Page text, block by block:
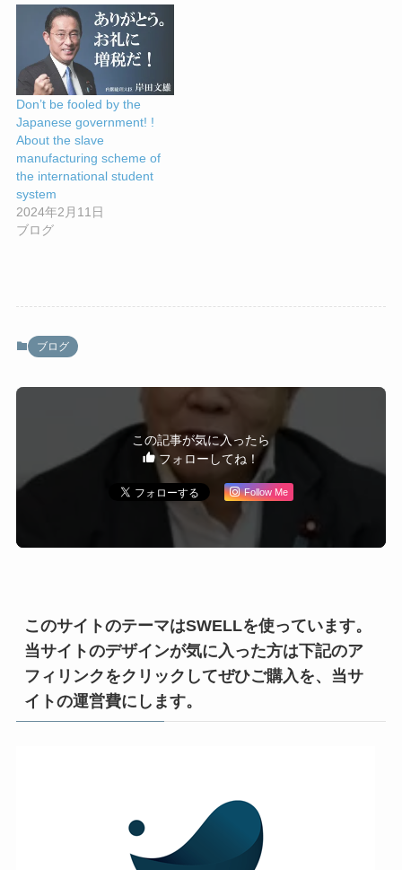
Don’t be fooled by the
Japanese government! !
About the slave
manufacturing scheme of
the international student
system
2024年2月11日
ブログ
ブログ
この記事が気に入ったら
フォローしてね！
Follow Me
このサイトのテーマはSWELLを使っています。
当サイトのデザインが気に入った方は下記のア
フィリンクをクリックしてぜひご購入を、当サ
イトの運営費にします。